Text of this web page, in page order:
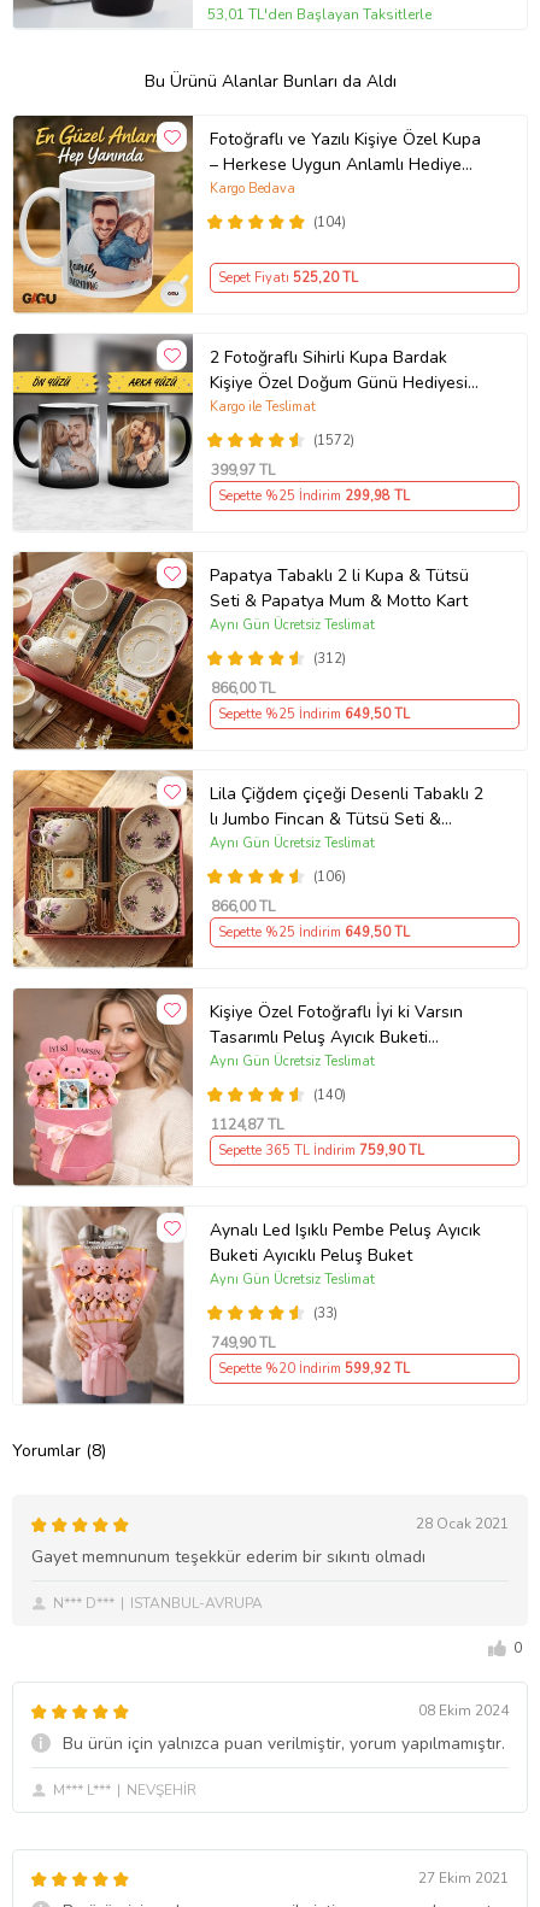
53,01 TL'den Başlayan Taksitlerle
Bu Ürünü Alanlar Bunları da Aldı
Fotoğraflı ve Yazılı Kişiye Özel Kupa
– Herkese Uygun Anlamlı Hediye
Porselen Baskılı Kupa (Beyaz)
(104)
Kargo Bedava
Sepet Fiyatı 525,20 TL
2 Fotoğraflı Sihirli Kupa Bardak
Kişiye Özel Doğum Günü Hediyesi
Sevgiliye Hediye Anneye Babaya
Ablaya Abiye Kız Erkek Kardeşe
Arkadaşa Resimli Günü Yıl Dönümü
Hediyesi
(1572)
Kargo ile Teslimat
399,97 TL
Sepette %25 İndirim 299,98 TL
Papatya Tabaklı 2 li Kupa & Tütsü
Seti & Papatya Mum & Motto Kart
(312)
Aynı Gün Ücretsiz Teslimat
866,00 TL
Sepette %25 İndirim 649,50 TL
Lila Çiğdem çiçeği Desenli Tabaklı 2
lı Jumbo Fincan & Tütsü Seti &
Papatya Mum &
(106)
Aynı Gün Ücretsiz Teslimat
866,00 TL
Sepette %25 İndirim 649,50 TL
Kişiye Özel Fotoğraflı İyi ki Varsın
Tasarımlı Peluş Ayıcık Buketi
(Pembe)
(140)
Aynı Gün Ücretsiz Teslimat
1124,87 TL
Sepette 365 TL İndirim 759,90 TL
Aynalı Led Işıklı Pembe Peluş Ayıcık
Buketi Ayıcıklı Peluş Buket
(33)
Aynı Gün Ücretsiz Teslimat
749,90 TL
Sepette %20 İndirim 599,92 TL
Yorumlar (8)
28 Ocak 2021
Gayet memnunum teşekkür ederim bir sıkıntı olmadı
N*** D*** ISTANBUL-AVRUPA
0
08 Ekim 2024
Bu ürün için yalnızca puan verilmiştir, yorum yapılmamıştır.
M*** L*** NEVŞEHİR
27 Ekim 2021